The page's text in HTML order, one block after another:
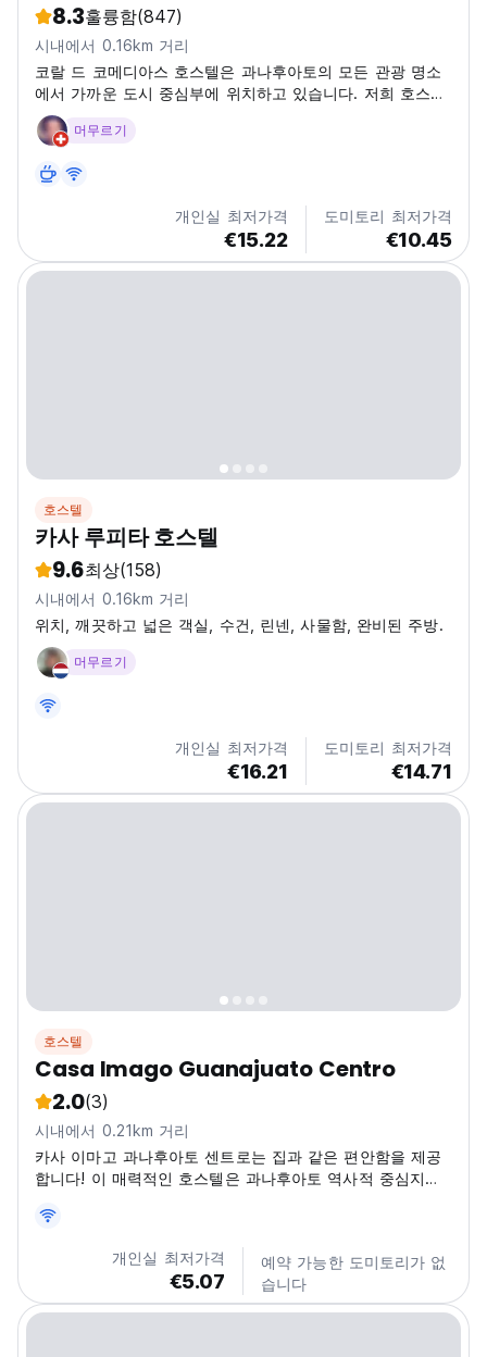
8.3훌륭함(847)
시내에서 0.16km 거리
코랄 드 코메디아스 호스텔은 과나후아토의 모든 관광 명소
에서 가까운 도시 중심부에 위치하고 있습니다. 저희 호스텔
은 개별 사물함, 온수 샤워실, 멋진 공용 공간 및 완비된 주방
등 모든 편의 시설을 갖춘 편안한 공용 기숙사를 제공합니다.
됩니다. 매일 다른 맛있는 조식을 즐기실 수 있습니다. 저희
직원들은 항상 편안하고 차분한 분위기를 유지하여 집처럼
편안하게 지내실 수 있도록 언제든지 기꺼이...
머무르기
개인실 최저가격
€15.22
도미토리 최저가격
€10.45
호스텔
카사 루피타 호스텔
9.6최상(158)
시내에서 0.16km 거리
위치, 깨끗하고 넓은 객실, 수건, 린넨, 사물함, 완비된 주방.
머무르기
개인실 최저가격
€16.21
도미토리 최저가격
€14.71
호스텔
Casa Imago Guanajuato Centro
2.0(3)
시내에서 0.21km 거리
카사 이마고 과나후아토 센트로는 집과 같은 편안함을 제공
합니다! 이 매력적인 호스텔은 과나후아토 역사적 중심지에
(Auto-translated from original language)
개인실 최저가격
€5.07
예약 가능한 도미토리가 없
습니다